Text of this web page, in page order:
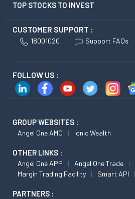
TOP STOCKS TO INVEST
CUSTOMER SUPPORT :
18001020 Support FAQs
FOLLOW US :
GROUP WEBSITES :
Angel One AMC Ionic Wealth
OTHER LINKS :
Angel One APP Angel One Trade
Margin Trading Facility
Smart API
PARTNERS :